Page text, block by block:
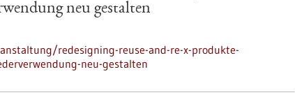
neu gestalten
redesigning-reuse-and-re-x-produkte-
neu-gestalten